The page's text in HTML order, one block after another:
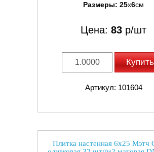
Размеры: 25x6см
Цена: 83 р/шт
Купить
Артикул: 101604
Плитка настенная 6x25 Мэтч